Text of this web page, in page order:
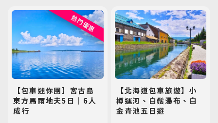
航空公司
請選擇
價格範圍
熱門優惠
【包車迷你團】宮古島
東方馬爾地夫5日｜6人
成行
【北海道包車旅遊】小
樽運河、白鬚瀑布、白
金青池五日遊